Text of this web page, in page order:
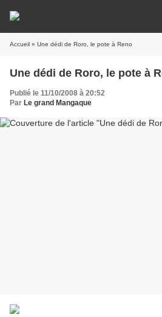
Accueil » Une dédi de Roro, le pote à Reno
Une dédi de Roro, le pote à
Publié le 11/10/2008 à 20:52
Par Le grand Mangaque